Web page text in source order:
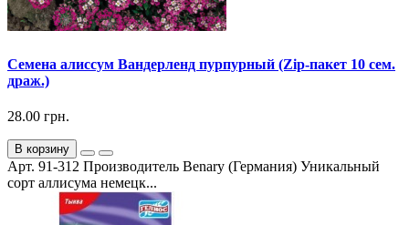
Семена алиссум Вандерленд пурпурный (Zip-пакет 10 сем.
драж.)
28.00 грн.
В корзину
Арт. 91-312 Производитель Benary (Германия) Уникальный
сорт аллисума немецк...